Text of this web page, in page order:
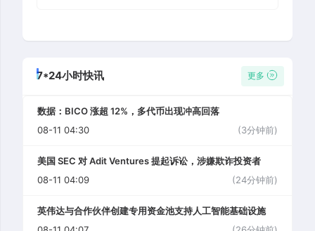
7*24小时快讯 更多
数据：BICO 涨超 12%，多代币出现冲高回落
08-11 04:30
(3分钟前)
美国 SEC 对 Adit Ventures 提起诉讼，涉嫌欺诈投资者
08-11 04:09
(24分钟前)
英伟达与合作伙伴创建专用资金池支持人工智能基础设施